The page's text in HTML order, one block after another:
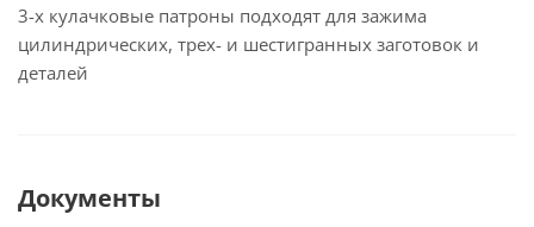
3-х кулачковые патроны подходят для зажима
цилиндрических, трех- и шестигранных заготовок и
деталей
Документы